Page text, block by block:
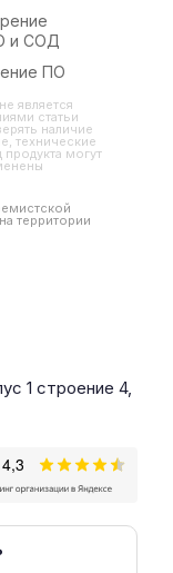
и СОД
ПО
является
статьи
наличие
технические
могут
территории
1 строение 4,